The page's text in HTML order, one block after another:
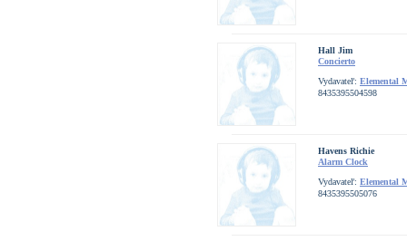
Hall Jim
Concierto
Vydavateľ: Elemental
8435395504598
Havens Richie
Alarm Clock
Vydavateľ: Elemental
8435395505076